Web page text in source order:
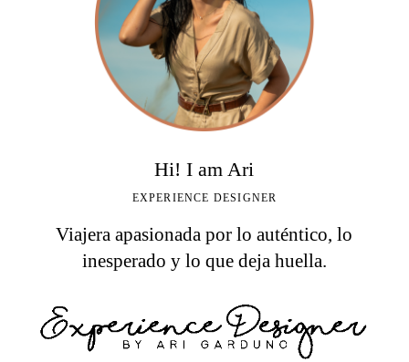
Hi! I am Ari
EXPERIENCE DESIGNER
Viajera apasionada por lo auténtico, lo
inesperado y lo que deja huella.